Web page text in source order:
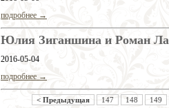
подробнее →
Юлия Зиганшина и Роман
2016-05-04
подробнее →
< Предыдущая 147 148 149